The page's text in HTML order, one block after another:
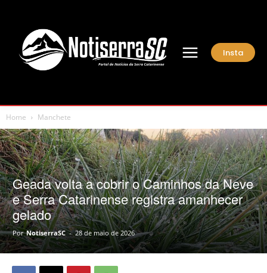
Insta
Home Manchete
Geada volta a cobrir o Caminhos da Neve
e Serra Catarinense registra amanhecer
gelado
Por NotiserraSC - 28 de maio de 2026